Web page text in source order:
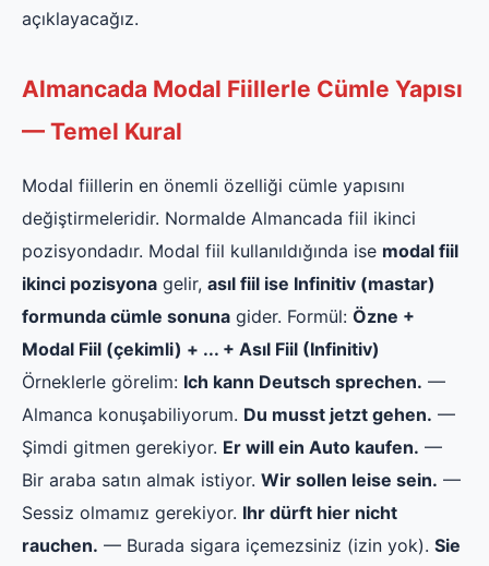
açıklayacağız.
Almancada Modal Fiillerle Cümle Yapısı
— Temel Kural
Modal fiillerin en önemli özelliği cümle yapısını
değiştirmeleridir. Normalde Almancada fiil ikinci
pozisyondadır. Modal fiil kullanıldığında ise modal fiil
ikinci pozisyona gelir, asıl fiil ise Infinitiv (mastar)
formunda cümle sonuna gider. Formül: Özne +
Modal Fiil (çekimli) + ... + Asıl Fiil (Infinitiv)
Örneklerle görelim: Ich kann Deutsch sprechen. —
Almanca konuşabiliyorum. Du musst jetzt gehen. —
Şimdi gitmen gerekiyor. Er will ein Auto kaufen. —
Bir araba satın almak istiyor. Wir sollen leise sein. —
Sessiz olmamız gerekiyor. Ihr dürft hier nicht
rauchen. — Burada sigara içemezsiniz (izin yok). Sie